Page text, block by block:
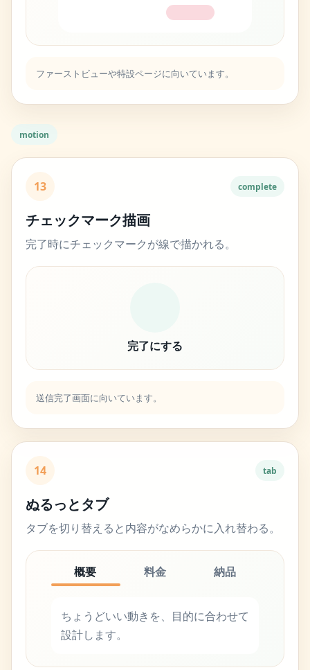
ファーストビューや特設ページに向いています。
motion
13 complete
チェックマーク描画
完了時にチェックマークが線で描かれる。
完了にする
送信完了画面に向いています。
14 tab
ぬるっとタブ
タブを切り替えると内容がなめらかに入れ替わる。
概要 料金 納品
ちょうどいい動きを、目的に合わせて
設計します。